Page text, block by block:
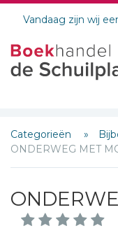
Vandaag zijn wij
Categorieën
ONDERWEG MET